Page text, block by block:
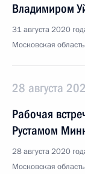
Владимиром
31 августа 2020
Московская
28 августа
Рабочая
Рустамом
28 августа 2020
Московская